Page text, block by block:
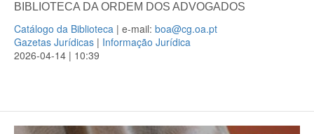
BIBLIOTECA DA ORDEM DOS ADVOGADOS
Catálogo da Biblioteca | e-mail: boa@cg.oa.pt
Gazetas Jurídicas | Informação Jurídica
2026-04-14 | 10:39